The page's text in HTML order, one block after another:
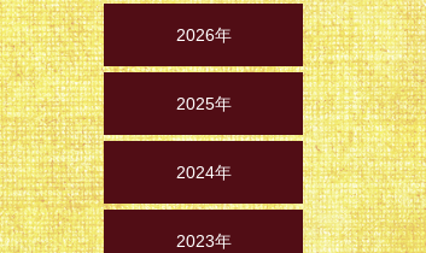
2026年
2025年
2024年
2023年